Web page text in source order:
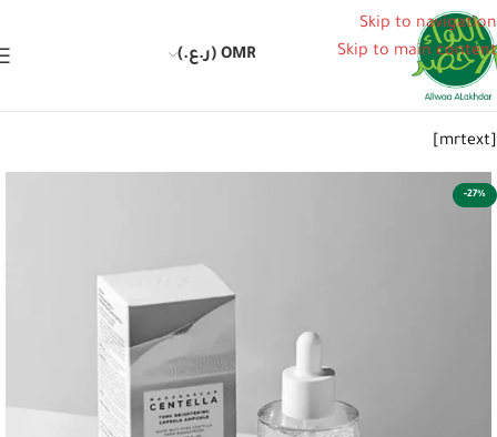
Skip to navigation
Skip to main content
OMR (ر.ع.)
[mrtext]
-27%